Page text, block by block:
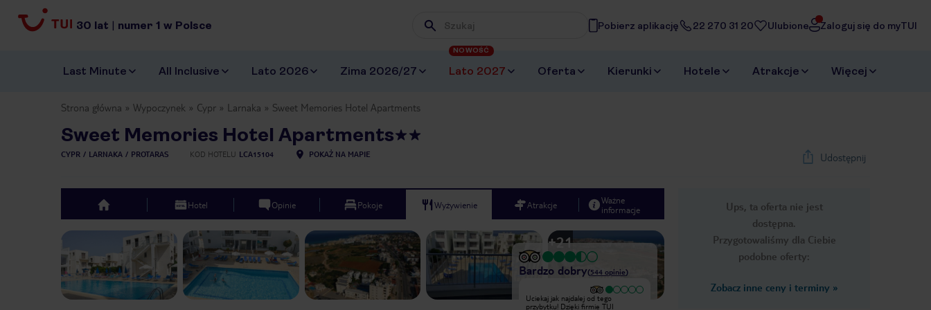
30 lat | numer 1 w Polsce Wpisz frazę, której szukasz
Pobierz aplikację 22 270 31 20 Ulubione Zaloguj się do myTUI
Last Minute All Inclusive Lato 2026 Zima 2026/27 Lato 2027
NOWOŚĆ
Oferta Kierunki Hotele Atrakcje Więcej
Strona główna Wypoczynek Cypr Larnaka Sweet Memories Hotel Apartments
Sweet Memories Hotel Apartments
CYPR LARNAKA PROTARAS KOD HOTELU LCA15104 POKAŻ NA MAPIE Udostępnij
Ups, ta oferta nie jest
dostępna.
Przygotowaliśmy dla Ciebie
podobne oferty:
Zobacz inne ceny i terminy »
top Hotel Opinie Pokoje Wyżywienie Atrakcje
Ważne
informacje
Previous slide Next slide
1/27
+21
Bardzo dobry(544 opinie)
Byliśmy w hotelu memories z
Uciekaj jak najdalej od tego
przybytku! Dzięki firmie TUI